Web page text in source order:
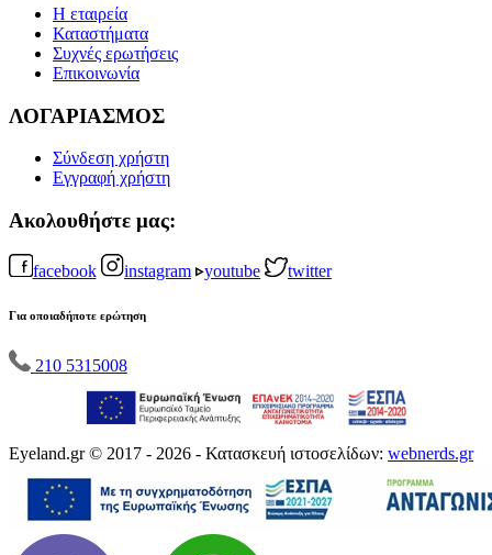
Η εταιρεία
Καταστήματα
Συχνές ερωτήσεις
Επικοινωνία
ΛΟΓΑΡΙΑΣΜΟΣ
Σύνδεση χρήστη
Εγγραφή χρήστη
Ακολουθήστε μας:
facebook instagram youtube twitter
Για οποιαδήποτε ερώτηση
210 5315008
Eyeland.gr © 2017 - 2026 - Κατασκευή ιστοσελίδων: webnerds.gr